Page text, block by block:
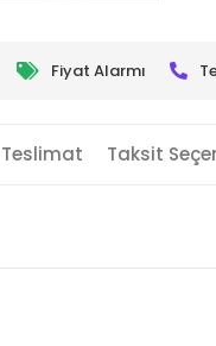
Fiyat Alarmı
Taksit